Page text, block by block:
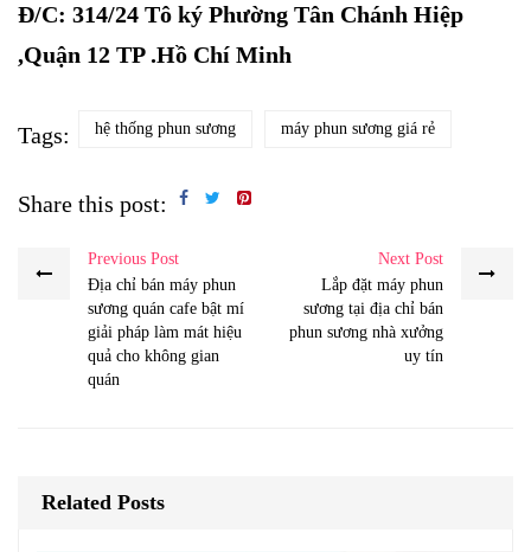
Đ/C: 314/24 Tô ký Phường Tân Chánh Hiệp
,Quận 12 TP .Hồ Chí Minh
Tags: hệ thống phun sương máy phun sương giá rẻ
Share this post:
Previous Post
Địa chỉ bán máy phun
sương quán cafe bật mí
giải pháp làm mát hiệu
quả cho không gian
quán
Next Post
Lắp đặt máy phun
sương tại địa chỉ bán
phun sương nhà xưởng
uy tín
Related Posts